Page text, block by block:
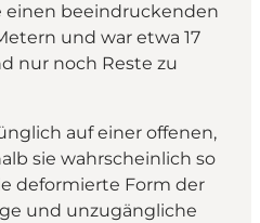
einen beeindruckenden
und war etwa 17
nur noch Reste zu
auf einer offenen,
sie wahrscheinlich so
deformierte Form der
und unzugängliche